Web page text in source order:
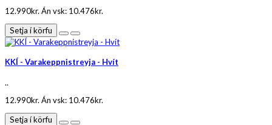
12.990kr. Án vsk: 10.476kr.
Setja í körfu
KKÍ - Varakeppnistreyja - Hvít
..
12.990kr. Án vsk: 10.476kr.
Setja í körfu